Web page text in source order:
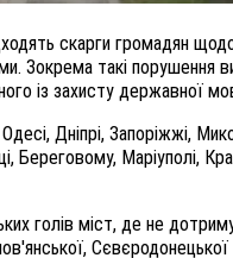
скарги громадян
Зокрема такі порушення
із захисту державної
Дніпрі, Запоріжжі,
Береговому, Маріуполі,
голів міст, де не